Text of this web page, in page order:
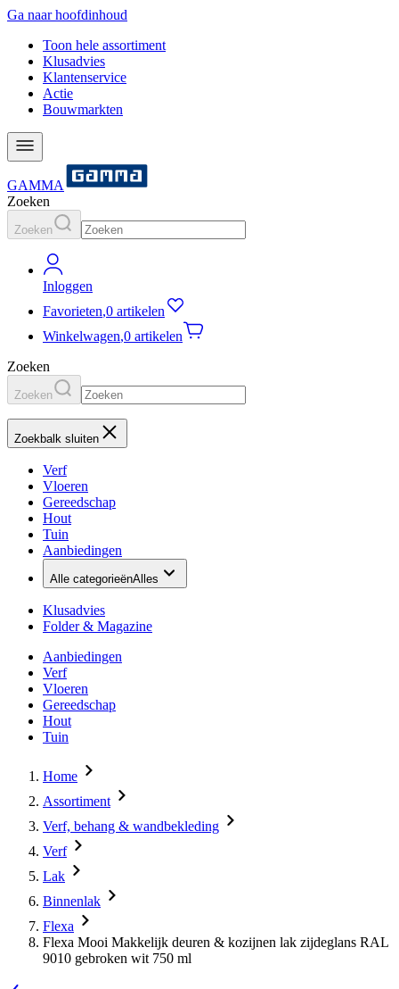
Ga naar hoofdinhoud
Toon hele assortiment
Klusadvies
Klantenservice
Actie
Bouwmarkten
GAMMA
Zoeken
Zoeken
Inloggen
Favorieten,0 artikelen
Winkelwagen,0 artikelen
Zoeken
Zoeken
Zoekbalk sluiten
Verf
Vloeren
Gereedschap
Hout
Tuin
Aanbiedingen
Alle categorieënAlles
Klusadvies
Folder & Magazine
Aanbiedingen
Verf
Vloeren
Gereedschap
Hout
Tuin
Home
Assortiment
Verf, behang & wandbekleding
Verf
Lak
Binnenlak
Flexa
Flexa Mooi Makkelijk deuren & kozijnen lak zijdeglans RAL
9010 gebroken wit 750 ml